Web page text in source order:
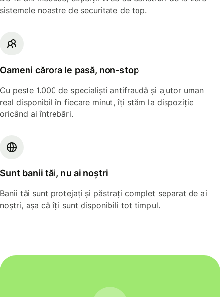
sistemele noastre de securitate de top.
Oameni cărora le pasă, non-stop
Cu peste 1.000 de specialiști antifraudă și ajutor uman
real disponibil în fiecare minut, îți stăm la dispoziție
oricând ai întrebări.
Sunt banii tăi, nu ai noștri
Banii tăi sunt protejați și păstrați complet separat de ai
noștri, așa că îți sunt disponibili tot timpul.